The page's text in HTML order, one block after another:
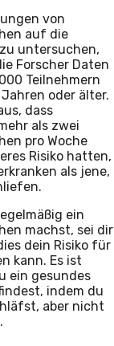
von
auf die
untersuchen,
Forscher Daten
Teilnehmern
oder älter.
dass
als zwei
pro Woche
Risiko hatten,
als jene,
ein
machst, sei dir
dein Risiko für
kann. Es ist
ein gesundes
indem du
aber nicht